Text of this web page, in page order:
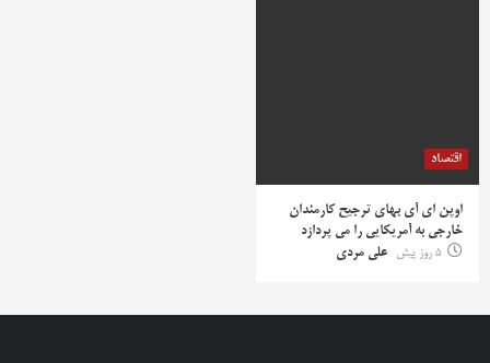
اقتصاد
اوپن ای آی بهای ترجیح کارمندان
خارجی به آمریکایی را می پردازد
5 روز پیش
علی مردی